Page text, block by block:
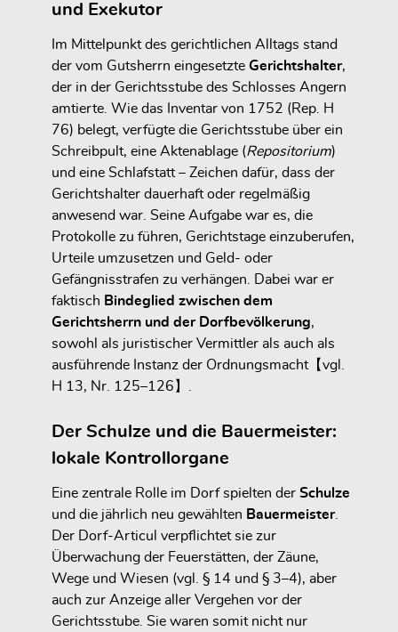
und Exekutor
Im Mittelpunkt des gerichtlichen Alltags stand
der vom Gutsherrn eingesetzte Gerichtshalter,
der in der Gerichtsstube des Schlosses Angern
amtierte. Wie das Inventar von 1752 (Rep. H
76) belegt, verfügte die Gerichtsstube über ein
Schreibpult, eine Aktenablage (Repositorium)
und eine Schlafstatt – Zeichen dafür, dass der
Gerichtshalter dauerhaft oder regelmäßig
anwesend war. Seine Aufgabe war es, die
Protokolle zu führen, Gerichtstage einzuberufen,
Urteile umzusetzen und Geld- oder
Gefängnisstrafen zu verhängen. Dabei war er
faktisch Bindeglied zwischen dem
Gerichtsherrn und der Dorfbevölkerung,
sowohl als juristischer Vermittler als auch als
ausführende Instanz der Ordnungsmacht【vgl.
H 13, Nr. 125–126】.
Der Schulze und die Bauermeister:
lokale Kontrollorgane
Eine zentrale Rolle im Dorf spielten der Schulze
und die jährlich neu gewählten Bauermeister.
Der Dorf-Articul verpflichtet sie zur
Überwachung der Feuerstätten, der Zäune,
Wege und Wiesen (vgl. § 14 und § 3–4), aber
auch zur Anzeige aller Vergehen vor der
Gerichtsstube. Sie waren somit nicht nur